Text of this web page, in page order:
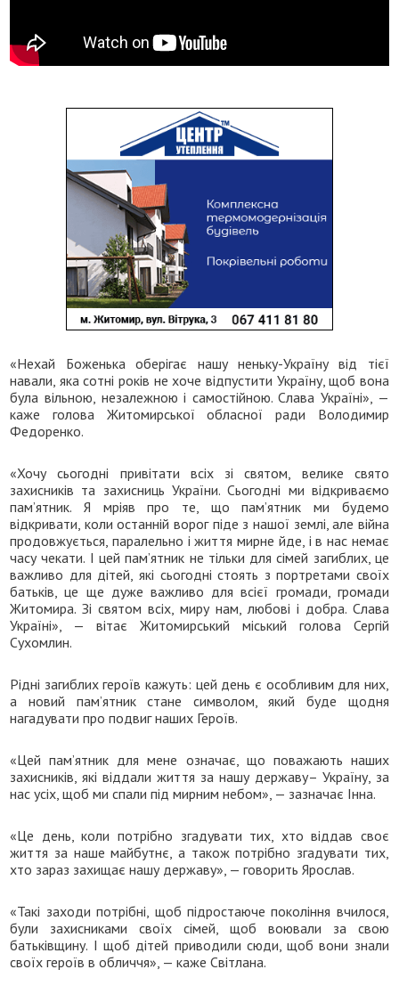
«Нехай Боженька оберігає нашу неньку-Україну від тієї
навали, яка сотні років не хоче відпустити Україну, щоб вона
була вільною, незалежною і самостійною. Слава Україні», —
каже голова Житомирської обласної ради Володимир
Федоренко.
«Хочу сьогодні привітати всіх зі святом, велике свято
захисників та захисниць України. Сьогодні ми відкриваємо
пам’ятник. Я мріяв про те, що пам’ятник ми будемо
відкривати, коли останній ворог піде з нашої землі, але війна
продовжується, паралельно і життя мирне йде, і в нас немає
часу чекати. І цей пам’ятник не тільки для сімей загиблих, це
важливо для дітей, які сьогодні стоять з портретами своїх
батьків, це ще дуже важливо для всієї громади, громади
Житомира. Зі святом всіх, миру нам, любові і добра. Слава
Україні», — вітає Житомирський міський голова Сергій
Сухомлин.
Рідні загиблих героїв кажуть: цей день є особливим для них,
а новий пам’ятник стане символом, який буде щодня
нагадувати про подвиг наших Героїв.
«Цей пам’ятник для мене означає, що поважають наших
захисників, які віддали життя за нашу державу– Україну, за
нас усіх, щоб ми спали під мирним небом», — зазначає Інна.
«Це день, коли потрібно згадувати тих, хто віддав своє
життя за наше майбутнє, а також потрібно згадувати тих,
хто зараз захищає нашу державу», — говорить Ярослав.
«Такі заходи потрібні, щоб підростаюче покоління вчилося,
були захисниками своїх сімей, щоб воювали за свою
батьківщину. І щоб дітей приводили сюди, щоб вони знали
своїх героїв в обличчя», — каже Світлана.